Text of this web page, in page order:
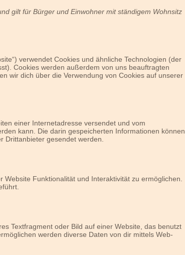
gilt für Bürger und Einwohner mit ständigem Wohnsitz
verwendet Cookies und ähnliche Technologien (der
Cookies werden außerdem von uns beauftragten
wir dich über die Verwendung von Cookies auf unserer
einer Internetadresse versendet und vom
kann. Die darin gespeicherten Informationen können
Drittanbieter gesendet werden.
Funktionalität und Interaktivität zu ermöglichen.
Textfragment oder Bild auf einer Website, das benutzt
werden diverse Daten von dir mittels Web-